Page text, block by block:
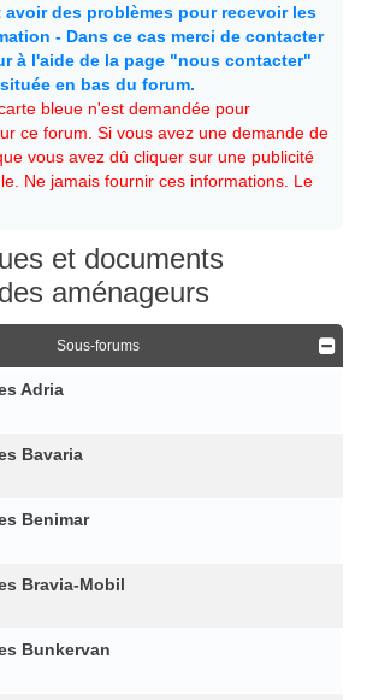
des problèmes pour recevoir les
- Dans ce cas merci de contacter
à l'aide de la page "nous contacter"
située en bas du forum.
bleue n'est demandée pour
ce forum. Si vous avez une demande de
vous avez dû cliquer sur une publicité
Ne jamais fournir ces informations. Le
et documents
aménageurs
Sous-forums
Adria
Bavaria
Benimar
Bravia-Mobil
Bunkervan